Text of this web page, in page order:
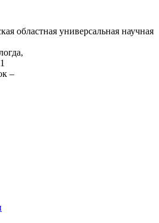
областная универсальная научная
–